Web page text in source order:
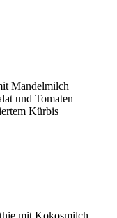
Mandelmilch
und Tomaten
Kürbis